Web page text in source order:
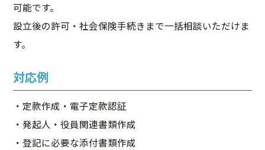
可能です。
設立後の許可・社会保険手続きまで一括相談いただけま
す。
対応例
・定款作成・電子定款認証
・発起人・役員関連書類作成
・登記に必要な添付書類作成